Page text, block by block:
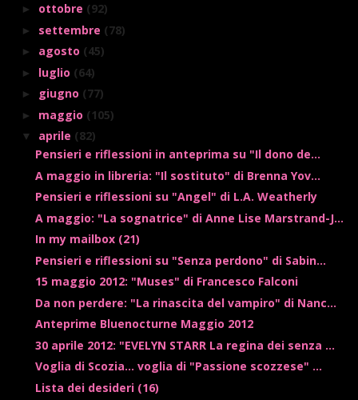
► ottobre (92)
► settembre (78)
► agosto (45)
► luglio (64)
► giugno (77)
► maggio (105)
▼ aprile (82)
Pensieri e riflessioni in anteprima su "Il dono de...
A maggio in libreria: "Il sostituto" di Brenna Yov...
Pensieri e riflessioni su "Angel" di L.A. Weatherly
A maggio: "La sognatrice" di Anne Lise Marstrand-J...
In my mailbox (21)
Pensieri e riflessioni su "Senza perdono" di Sabin...
15 maggio 2012: "Muses" di Francesco Falconi
Da non perdere: "La rinascita del vampiro" di Nanc...
Anteprime Bluenocturne Maggio 2012
30 aprile 2012: "EVELYN STARR La regina dei senza ...
Voglia di Scozia... voglia di "Passione scozzese" ...
Lista dei desideri (16)